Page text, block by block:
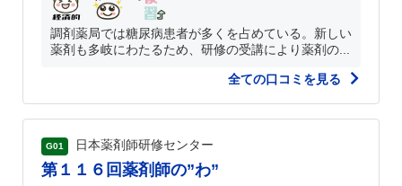
調剤薬局では糖尿病患者が多くを占めている。新しい
薬剤も多岐にわたるため、研修の受講により薬剤の...
全ての口コミを見る
G01 日本薬剤師研修センター
第１１６回薬剤師の”わ”